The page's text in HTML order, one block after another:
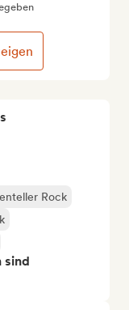
Rock
sind